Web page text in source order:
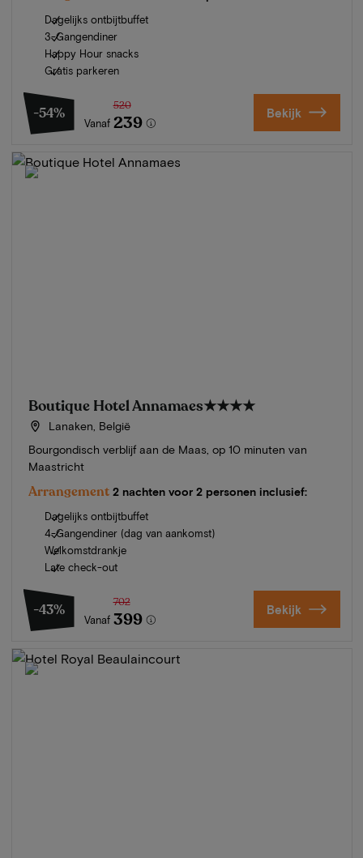
Dagelijks ontbijtbuffet
3-Gangendiner
Happy Hour snacks
Gratis parkeren
-54%
Vanaf
520
239 Bekijk
Boutique Hotel Annamaes★★★★
Lanaken, België
Bourgondisch verblijf aan de Maas, op 10 minuten van
Maastricht
Arrangement 2 nachten voor 2 personen inclusief:
Dagelijks ontbijtbuffet
4-Gangendiner (dag van aankomst)
Welkomstdrankje
Late check-out
-43%
Vanaf
702
399 Bekijk